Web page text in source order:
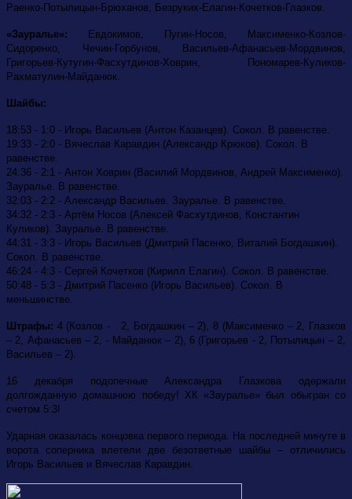
Раенко-Потылицын-Брюханов, Безруких-Елагин-Кочетков-Глазков.
«Зауралье»: Евдокимов,
Пугин-Носов, Максименко-Козлов-
Сидоренко, Чечин-Горбунов, Васильев-Афанасьев-Мордвинов,
Григорьев-Кутугин-Фасхутдинов-Ховрин, Пономарев-Куликов-
Рахматулин-Майданюк.
Шайбы:
18:53 - 1:0 - Игорь Васильев (Антон Казанцев). Сокол. В равенстве.
19:33 - 2:0 - Вячеслав Каравдин (Александр Крюков). Сокол. В
равенстве.
24:36 - 2:1 - Антон Ховрин (Василий Мордвинов, Андрей Максименко).
Зауралье. В равенстве.
32:03 - 2:2 - Александр Васильев. Зауралье. В равенстве.
34:32 - 2:3 - Артём Носов (Алексей Фасхутдинов, Константин
Куликов). Зауралье. В равенстве.
44:31 - 3:3 - Игорь Васильев (Дмитрий Пасенко, Виталий Богдашкин).
Сокол. В равенстве.
46:24 - 4:3 - Сергей Кочетков (Кирилл Елагин). Сокол. В равенстве.
50:48 - 5:3 - Дмитрий Пасенко (Игорь Васильев). Сокол. В
меньшинстве.
Штрафы: 4 (Козлов - 2, Богдашкин – 2), 8 (Максименко – 2, Глазков
– 2, Афанасьев – 2, - Майданюк – 2), 6 (Григорьев - 2, Потылицын – 2,
Васильев – 2).
16 декабря подопечные Александра Глазкова одержали
долгожданную домашнюю победу! ХК «Зауралье» был обыгран со
счетом 5:3!
Ударная оказалась концовка первого периода. На последней минуте в
ворота соперника влетели две безответные шайбы – отличились
Игорь Васильев и Вячеслав Каравдин.